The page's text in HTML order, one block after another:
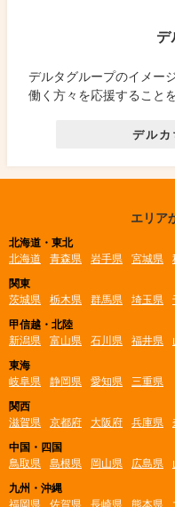
デ
デルタグループのイメー
働く方々を応援すること
デルカ
エリア
北海道・東北
北海道
青森県 岩手県 宮城県
関東
茨城県
栃木県 群馬県 埼玉県
甲信越・北陸
新潟県
富山県 石川県 福井県
東海
岐阜県
静岡県 愛知県 三重県
関西
滋賀県
京都府 大阪府 兵庫県
中国・四国
鳥取県
島根県 岡山県 広島県
九州・沖縄
福岡県
佐賀県 長崎県 熊本県